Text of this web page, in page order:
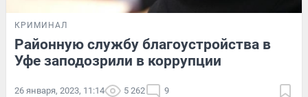
КРИМИНАЛ
Районную службу благоустройства в
Уфе заподозрили в коррупции
26 января, 2023, 11:14 5 262 9